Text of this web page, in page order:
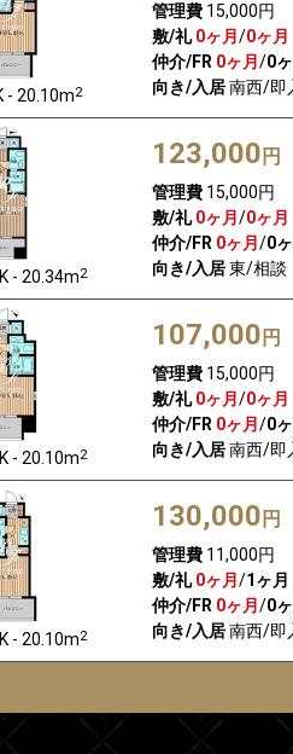
- 20.10m2
管理費15,000円
敷/礼 0ヶ月 /0ヶ月
仲介/FR 0ヶ月 /0ヶ
向き/入居南西/即
- 20.34m2
123,000 円
管理費15,000円
敷/礼 0ヶ月 /0ヶ月
仲介/FR 0ヶ月 /0ヶ
向き/入居東/相談
- 20.10m2
107,000 円
管理費15,000円
敷/礼 0ヶ月 /0ヶ月
仲介/FR 0ヶ月 /0ヶ
向き/入居南西/即
- 20.10m2
130,000 円
管理費11,000円
敷/礼 0ヶ月 /1ヶ月
仲介/FR 0ヶ月 /0ヶ
向き/入居南西/即